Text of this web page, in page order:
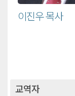
이진우 목사
교역자